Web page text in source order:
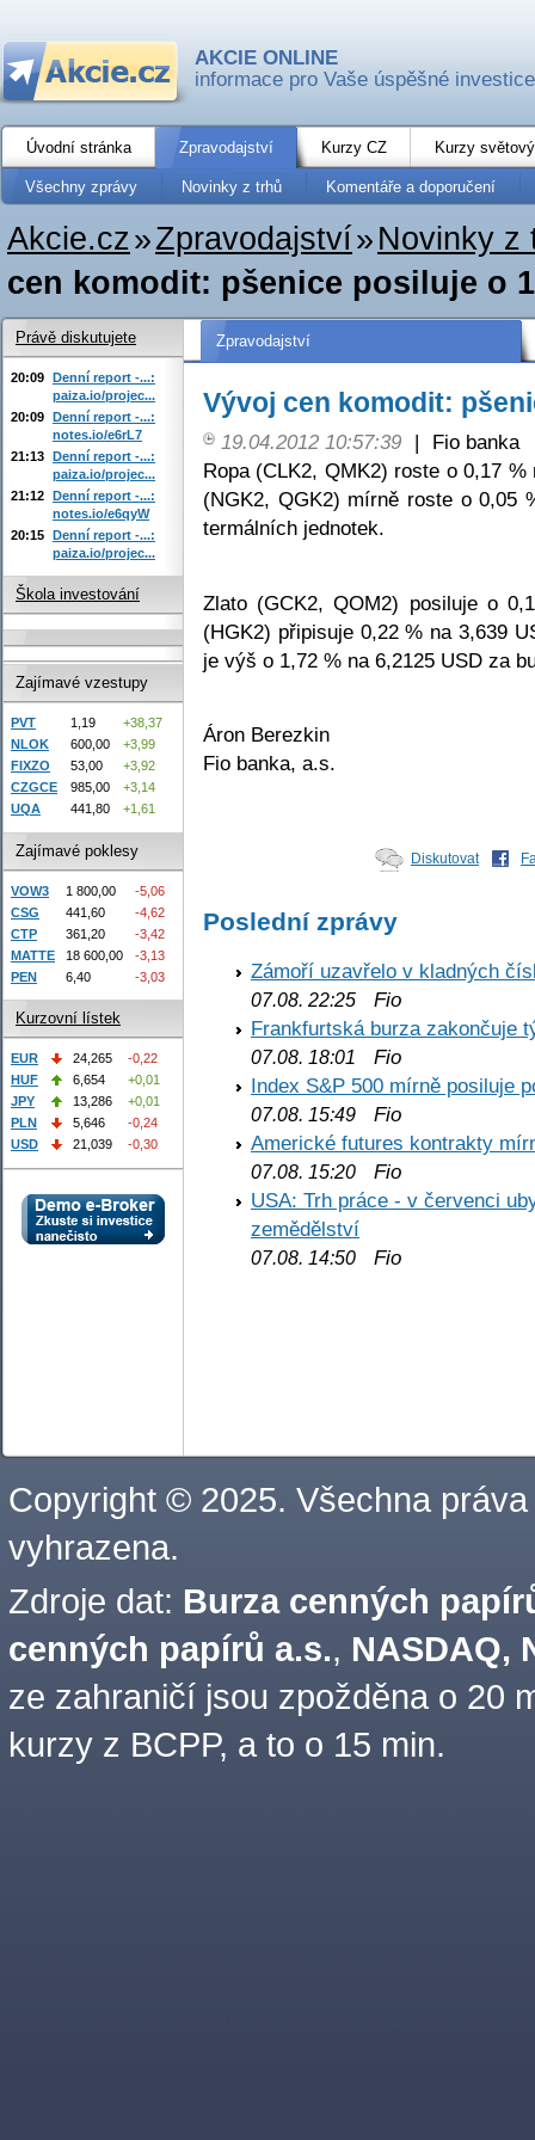
AKCIE ONLINE
informace pro Vaše úspěšné investice
Úvodní stránka Zpravodajství Kurzy CZ Kurzy
Všechny zprávy Novinky z trhů Komentáře a doporučení
Akcie.cz»Zpravodajství» Novinky z
cen komodit: pšenice posiluje o
Zpravodajství
Vývoj cen komodit:
19.04.2012 10:57:39 |
Fio banka
Ropa (CLK2, QMK2) roste o 0,17
(NGK2, QGK2) mírně roste o 0,05
termálních jednotek.
Zlato (GCK2, QOM2) posiluje o
(HGK2) připisuje 0,22 % na 3,639
je výš o 1,72 % na 6,2125 USD za
Áron Berezkin
Fio banka, a.s.
Diskutovat
Poslední zprávy
Zámoří uzavřelo v kladných
07.08. 22:25 Fio
Frankfurtská burza zakončuje
07.08. 18:01
Fio
Index S&P 500 mírně posiluje
07.08. 15:49 Fio
Americké futures kontrakty
07.08. 15:20 Fio
USA: Trh práce - v červenci
zemědělství
07.08. 14:50 Fio
Právě diskutujete
20:09 Denní report -...:
paiza.io/projec...
20:09 Denní report -...:
notes.io/e6rL7
21:13 Denní report -...:
paiza.io/projec...
21:12 Denní report -...:
notes.io/e6qyW
20:15 Denní report -...:
paiza.io/projec...
Škola investování
Zajímavé vzestupy
PVT 1,19
+38,37
NLOK
600,00
+3,99
FIXZO
53,00
+3,92
CZGCE
985,00
+3,14
UQA
441,80 +1,61
Zajímavé poklesy
VOW3 1 800,00
-5,06
CSG
441,60
-4,62
CTP
361,20
-3,42
MATTE
18 600,00
-3,13
PEN
6,40 -3,03
Kurzovní lístek
EUR 24,265
-0,22
HUF
6,654
+0,01
JPY
13,286
+0,01
PLN
5,646
-0,24
USD
21,039 -0,30
Copyright © 2025. Všechna práva
vyhrazena.
Zdroje dat: Burza cenných
cenných papírů a.s., NASDAQ,
ze zahraničí jsou zpožděna o 20
kurzy z BCPP, a to o 15 min.